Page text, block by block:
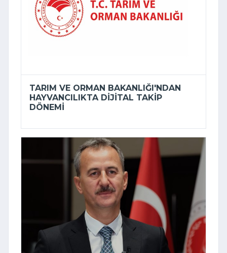
TARIM VE ORMAN BAKANLIĞI'NDAN
HAYVANCILIKTA DIJITAL TAKIP
DÖNEMI